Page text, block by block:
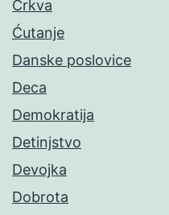
Crkva
Ćutanje
Danske poslovice
Deca
Demokratija
Detinjstvo
Devojka
Dobrota